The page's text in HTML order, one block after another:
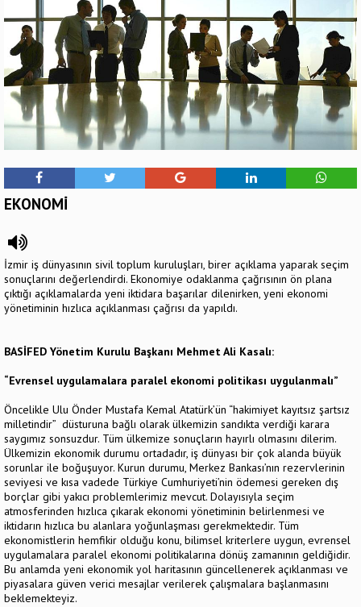
EKONOMİ
İzmir iş dünyasının sivil toplum kuruluşları, birer açıklama yaparak seçim
sonuçlarını değerlendirdi. Ekonomiye odaklanma çağrısının ön plana
çıktığı açıklamalarda yeni iktidara başarılar dilenirken, yeni ekonomi
yönetiminin hızlıca açıklanması çağrısı da yapıldı.
BASİFED Yönetim Kurulu Başkanı Mehmet Ali Kasalı:
“Evrensel uygulamalara paralel ekonomi politikası uygulanmalı”
Öncelikle Ulu Önder Mustafa Kemal Atatürk’ün “hakimiyet kayıtsız şartsız
milletindir” düsturuna bağlı olarak ülkemizin sandıkta verdiği karara
saygımız sonsuzdur. Tüm ülkemize sonuçların hayırlı olmasını dilerim.
Ülkemizin ekonomik durumu ortadadır, iş dünyası bir çok alanda büyük
sorunlar ile boğuşuyor. Kurun durumu, Merkez Bankası’nın rezervlerinin
seviyesi ve kısa vadede Türkiye Cumhuriyeti’nin ödemesi gereken dış
borçlar gibi yakıcı problemlerimiz mevcut. Dolayısıyla seçim
atmosferinden hızlıca çıkarak ekonomi yönetiminin belirlenmesi ve
iktidarın hızlıca bu alanlara yoğunlaşması gerekmektedir. Tüm
ekonomistlerin hemfikir olduğu konu, bilimsel kriterlere uygun, evrensel
uygulamalara paralel ekonomi politikalarına dönüş zamanının geldiğidir.
Bu anlamda yeni ekonomik yol haritasının güncellenerek açıklanması ve
piyasalara güven verici mesajlar verilerek çalışmalara başlanmasını
beklemekteyiz.